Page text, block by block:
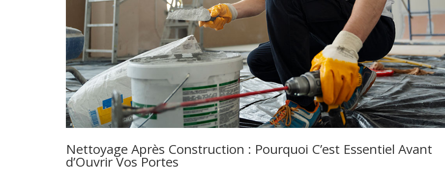
Nettoyage Après Construction : Pourquoi C’est Essentiel Avant
d’Ouvrir Vos Portes